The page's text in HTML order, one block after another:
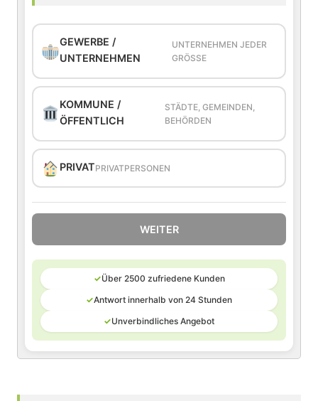
GEWERBE /
UNTERNEHMEN
UNTERNEHMEN JEDER
GRÖSSE
KOMMUNE /
ÖFFENTLICH
STÄDTE, GEMEINDEN,
BEHÖRDEN
PRIVATPRIVATPERSONEN
WEITER
✓Über 2500 zufriedene Kunden
✓Antwort innerhalb von 24 Stunden
✓Unverbindliches Angebot